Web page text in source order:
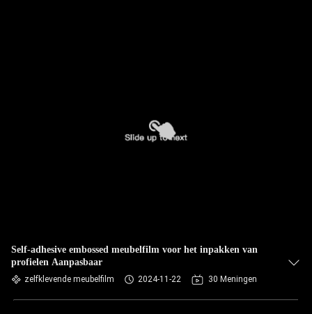
Self-adhesive embossed meubelfilm voor het inpakken van
profielen Aanpasbaar
zelfklevende meubelfilm 2024-11-22 30 Meningen